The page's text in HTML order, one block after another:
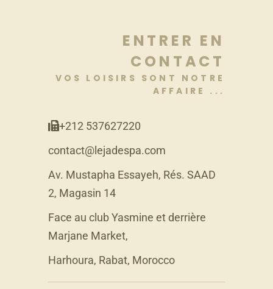
ENTRER EN
CONTACT
VOS LOISIRS SONT NOTRE
AFFAIRE ...
+212 537627220
contact@lejadespa.com
Av. Mustapha Essayeh, Rés. SAAD
2, Magasin 14
Face au club Yasmine et derrière
Marjane Market,
Harhoura, Rabat, Morocco